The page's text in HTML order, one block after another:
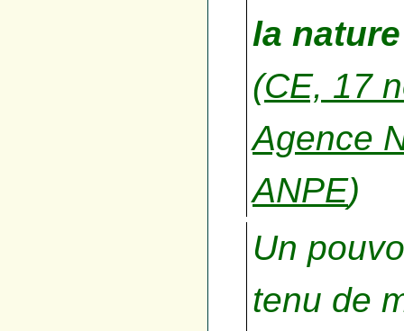
la
(CE, 17
Agence
ANPE)
Un
tenu de